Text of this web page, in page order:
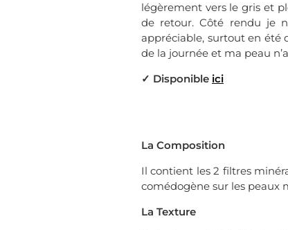
légèrement vers le gris et
de retour. Côté rendu je
appréciable, surtout en été
de la journée et ma peau
✓ Disponible ici
La Composition
Il contient les 2 filtres
comédogène sur les peaux
La Texture